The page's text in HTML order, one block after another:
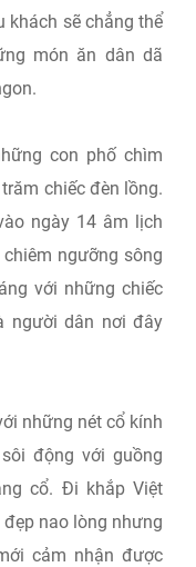
khách sẽ chẳng thể
món ăn dân dã
con phố chìm
chiếc đèn lồng.
ngày 14 âm lịch
ngưỡng sông
với những chiếc
người dân nơi đây
những nét cổ kính
động với guồng
cổ. Đi khắp Việt
nao lòng nhưng
cảm nhận được